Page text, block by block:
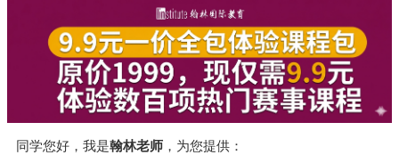
同学您好，我是翰林老师 ，为您提供：